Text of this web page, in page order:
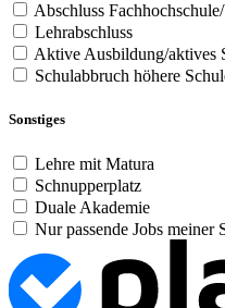
Abschluss
Lehrabschluss
Aktive Ausbildung/aktives
Schulabbruch höhere
Sonstiges
Lehre mit Matura
Schnupperplatz
Duale Akademie
Nur passende Jobs meiner